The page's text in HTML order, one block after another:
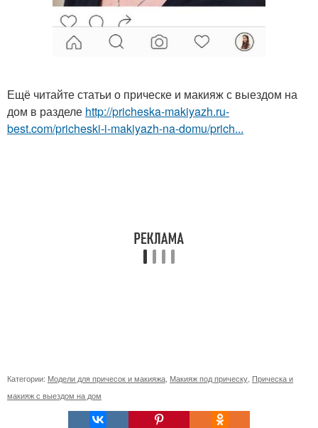
Ещё читайте статьи о прическе и макияж с выездом на
дом в разделе http://pricheska-makiyazh.ru-
best.com/pricheski-i-makiyazh-na-domu/prich...
Категории: Модели для причесок и макияжа Макияж под прическу Прическа и
макияж с выездом на дом